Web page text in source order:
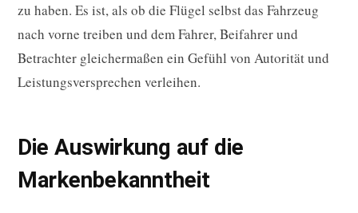
zu haben. Es ist, als ob die Flügel selbst das Fahrzeug
nach vorne treiben und dem Fahrer, Beifahrer und
Betrachter gleichermaßen ein Gefühl von Autorität und
Leistungsversprechen verleihen.
Die Auswirkung auf die
Markenbekanntheit